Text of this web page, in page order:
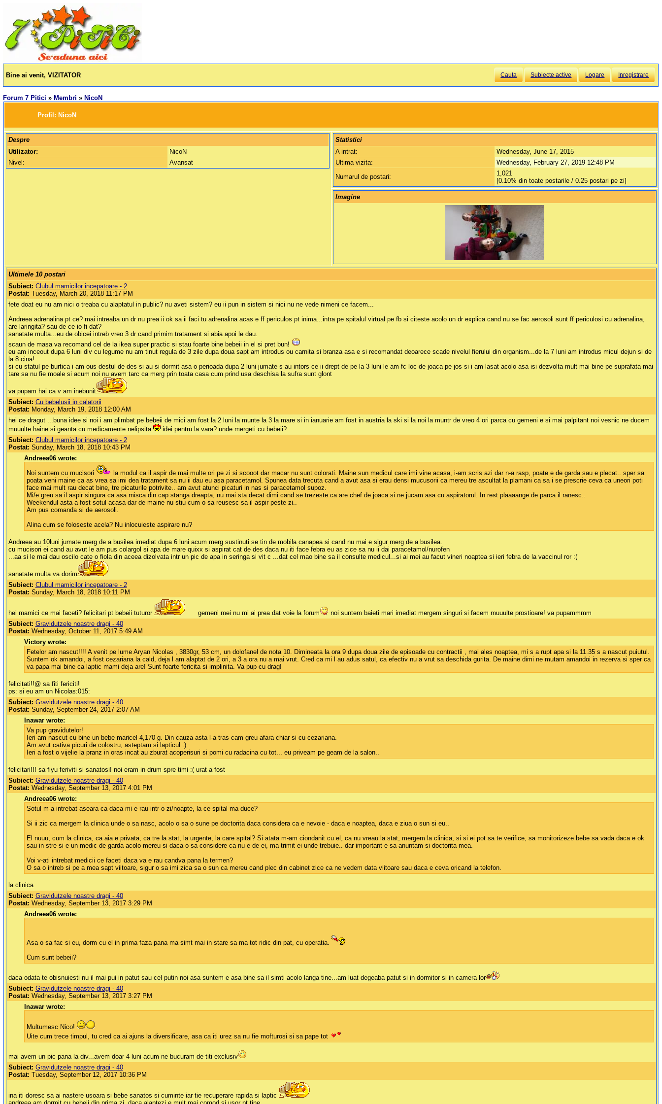
Bine ai venit, VIZITATOR Cauta Subiecte active Logare Inregistrare
Forum 7 Pitici » Membri » NicoN
		Profil:
NicoN
Despre
Utilizator:
NicoN
Nivel:
Avansat
Statistici
A intrat:
Wednesday, June 17, 2015
Ultima vizita:
Wednesday, February 27, 2019 12:48 PM
Numarul de postari:
1,021
[0.10% din toate postarile / 0.25 postari pe zi]
Imagine
Ultimele 10 postari
Subiect: Clubul mamicilor incepatoare - 2
Postat: Tuesday, March 20, 2018 11:17 PM
fete doat eu nu am nici o treaba cu alaptatul in public? nu aveti sistem? eu ii pun in sistem si nici nu ne vede nimeni ce facem...
Andreea adrenalina pt ce? mai intreaba un dr nu prea ii ok sa ii faci tu adrenalina acas e ff periculos pt inima...intra pe spitalul virtual pe fb si citeste acolo un dr explica cand nu se fac aerosoli sunt ff periculosi cu adrenalina,
are laringita? sau de ce io fi dat?
sanatate multa...eu de obicei intreb vreo 3 dr cand primim tratament si abia apoi le dau.
scaun de masa va recomand cel de la ikea super practic si stau foarte bine bebeii in el si pret bun!
eu am inceout dupa 6 luni div cu legume nu am tinut regula de 3 zile dupa doua sapt am introdus ou carnita si branza asa e si recomandat deoarece scade nivelul fierului din organism...de la 7 luni am introdus micul dejun si de
la 8 cina!
si cu statul pe burtica i am ous destul de des si au si dormit asa o perioada dupa 2 luni jumate s au intors ce ii drept de pe la 3 luni le am fc loc de joaca pe jos si i am lasat acolo asa isi dezvolta mult mai bine pe suprafata mai
tare sa nu fie moale si acum noi nu avem tarc ca merg prin toata casa cum prind usa deschisa la sufra sunt glont
va pupam hai ca v am inebunit
Subiect: Cu bebelusii in calatorii
Postat: Monday, March 19, 2018 12:00 AM
hei ce dragut ...buna idee si noi i am plimbat pe bebeii de mici am fost la 2 luni la munte la 3 la mare si in ianuarie am fost in austria la ski si la noi la muntr de vreo 4 ori parca cu gemeni e si mai palpitant noi vesnic ne ducem
muuulte haine si geanta cu medicamente nelipsita
idei pentru la vara? unde mergeti cu bebeii?
Subiect: Clubul mamicilor incepatoare - 2
Postat: Sunday, March 18, 2018 10:43 PM
Andreea06 wrote:
Noi suntem cu mucisori
la modul ca il aspir de mai multe ori pe zi si scooot dar macar nu sunt colorati. Maine sun medicul care imi vine acasa, i-am scris azi dar n-a rasp, poate e de garda sau e plecat.. sper sa
poata veni maine ca as vrea sa imi dea tratament sa nu ii dau eu asa paracetamol. Spunea data trecuta cand a avut asa si erau densi mucusorii ca mereu tre ascultat la plamani ca sa i se prescrie ceva ca uneori poti
face mai mult rau decat bine, tre picaturile potrivite.. am avut atunci picaturi in nas si paracetamol supoz.
Mi/e greu sa il aspir singura ca asa misca din cap stanga dreapta, nu mai sta decat dimi cand se trezeste ca are chef de joaca si ne jucam asa cu aspiratorul. In rest plaaaange de parca il ranesc..
Weekendul asta a fost sotul acasa dar de maine nu stiu cum o sa reusesc sa il aspir peste zi..
Am pus comanda si de aerosoli.
Alina cum se foloseste acela? Nu inlocuieste aspirare nu?
Andreea au 10luni jumate merg de a busilea imediat dupa 6 luni acum merg sustinuti se tin de mobila canapea si cand nu mai e sigur merg de a busilea.
cu mucisori ei cand au avut le am pus colargol si apa de mare quixx si aspirat cat de des daca nu iti face febra eu as zice sa nu ii dai paracetamol/nurofen
...aa si le mai dau oscilo cate o fiola din aceea dizolvata intr un pic de apa in seringa si vit c ...dat cel mao bine sa il consulte medicul...si ai mei au facut vineri noaptea si ieri febra de la vaccinul ror :(
sanatate multa va dorim
Subiect: Clubul mamicilor incepatoare - 2
Postat: Sunday, March 18, 2018 10:11 PM
hei mamici ce mai faceti? felicitari pt bebeii tuturor gemeni mei nu mi ai prea dat voie la forum
noi suntem baieti mari imediat mergem singuri si facem muuulte prostioare! va pupammmm
Subiect: Gravidutzele noastre dragi - 40
Postat: Wednesday, October 11, 2017 5:49 AM
Victory wrote:
Fetelor am nascut!!!! A venit pe lume Aryan Nicolas , 3830gr, 53 cm, un dolofanel de nota 10. Dimineata la ora 9 dupa doua zile de episoade cu contractii , mai ales noaptea, mi s a rupt apa si la 11.35 s a nascut puiutul.
Suntem ok amandoi, a fost cezariana la cald, deja l am alaptat de 2 ori, a 3 a ora nu a mai vrut. Cred ca mi l au adus satul, ca efectiv nu a vrut sa deschida gurita. De maine dimi ne mutam amandoi in rezerva si sper ca
va papa mai bine ca laptic mami deja are! Sunt foarte fericita si implinita. Va pup cu drag!
felicitati!!@ sa fiti fericiti!
ps: si eu am un Nicolas:015:
Subiect: Gravidutzele noastre dragi - 40
Postat: Sunday, September 24, 2017 2:07 AM
Inawar wrote:
Va pup gravidutelor!
Ieri am nascut cu bine un bebe maricel 4,170 g. Din cauza asta l-a tras cam greu afara chiar si cu cezariana.
Am avut cativa picuri de colostru, asteptam si lapticul :)
Ieri a fost o vijelie la pranz in oras incat au zburat acoperisuri si pomi cu radacina cu tot... eu priveam pe geam de la salon..
felicitari!!! sa fiyu feriviti si sanatosi! noi eram in drum spre timi :( urat a fost
Subiect: Gravidutzele noastre dragi - 40
Postat: Wednesday, September 13, 2017 4:01 PM
Andreea06 wrote:
Sotul m-a intrebat aseara ca daca mi-e rau intr-o zi/noapte, la ce spital ma duce?
Si ii zic ca mergem la clinica unde o sa nasc, acolo o sa o sune pe doctorita daca considera ca e nevoie - daca e noaptea, daca e ziua o sun si eu..
El nuuu, cum la clinica, ca aia e privata, ca tre la stat, la urgente, la care spital? Si atata m-am ciondanit cu el, ca nu vreau la stat, mergem la clinica, si si ei pot sa te verifice, sa monitorizeze bebe sa vada daca e ok
sau in stre si e un medic de garda acolo mereu si daca o sa considere ca nu e de ei, ma trimit ei unde trebuie.. dar important e sa anuntam si doctorita mea.
Voi v-ati intrebat medicii ce faceti daca va e rau candva pana la termen?
O sa o intreb si pe a mea sapt viitoare, sigur o sa imi zica sa o sun ca mereu cand plec din cabinet zice ca ne vedem data viitoare sau daca e ceva oricand la telefon.
la clinica
Subiect: Gravidutzele noastre dragi - 40
Postat: Wednesday, September 13, 2017 3:29 PM
Andreea06 wrote:
Asa o sa fac si eu, dorm cu el in prima faza pana ma simt mai in stare sa ma tot ridic din pat, cu operatia.
Cum sunt bebeii?
daca odata te obisnuiesti nu il mai pui in patut sau cel putin noi asa suntem e asa bine sa il simti acolo langa tine...am luat degeaba patut si in dormitor si in camera lor
Subiect: Gravidutzele noastre dragi - 40
Postat: Wednesday, September 13, 2017 3:27 PM
Inawar wrote:
Multumesc Nico!
Uite cum trece timpul, tu cred ca ai ajuns la diversificare, asa ca iti urez sa nu fie mofturosi si sa pape tot
mai avem un pic pana la div...avem doar 4 luni acum ne bucuram de titi exclusiv
Subiect: Gravidutzele noastre dragi - 40
Postat: Tuesday, September 12, 2017 10:36 PM
ina iti doresc sa ai nastere usoara si bebe sanatos si cuminte iar tie recuperare rapida si laptic